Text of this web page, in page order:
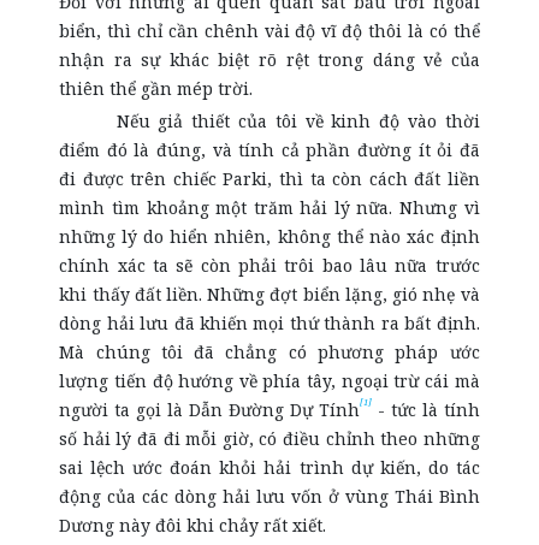
biển, thì chỉ cần chênh vài độ vĩ độ thôi là có thể
nhận ra sự khác biệt rõ rệt trong dáng vẻ của
thiên thể gần mép trời.
Nếu giả thiết của tôi về kinh độ vào thời
điểm đó là đúng, và tính cả phần đường ít ỏi đã
đi được trên chiếc Parki, thì ta còn cách đất liền
mình tìm khoảng một trăm hải lý nữa. Nhưng vì
những lý do hiển nhiên, không thể nào xác định
chính xác ta sẽ còn phải trôi bao lâu nữa trước
khi thấy đất liền. Những đợt biển lặng, gió nhẹ và
dòng hải lưu đã khiến mọi thứ thành ra bất định.
Mà chúng tôi đã chẳng có phương pháp ước
lượng tiến độ hướng về phía tây, ngoại trừ cái mà
người ta gọi là Dẫn Đường Dự Tính[1]- tức là tính
số hải lý đã đi mỗi giờ, có điều chỉnh theo những
sai lệch ước đoán khỏi hải trình dự kiến, do tác
động của các dòng hải lưu vốn ở vùng Thái Bình
Dương này đôi khi chảy rất xiết.